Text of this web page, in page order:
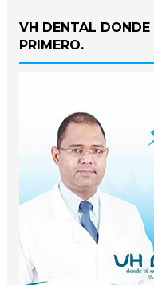
VH DENTAL
PRIMERO.